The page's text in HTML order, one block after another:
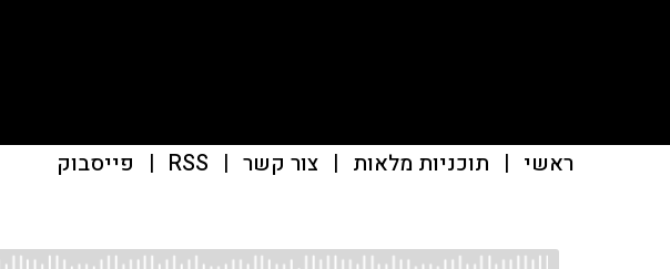
ראשי | תוכניות מלאות | צור קשר |
RSS
| פייסבוק